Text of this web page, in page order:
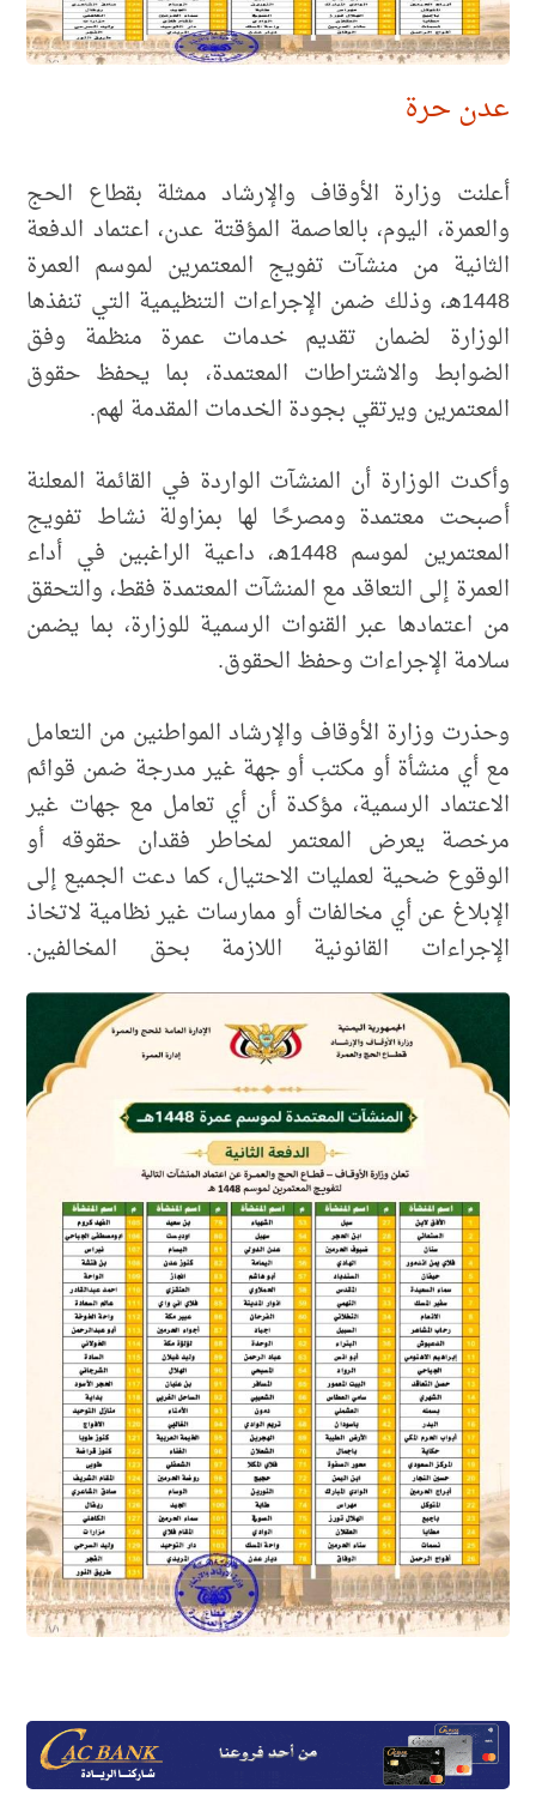
عدن حرة
أعلنت وزارة الأوقاف والإرشاد ممثلة بقطاع الحج
والعمرة، اليوم، بالعاصمة المؤقتة عدن، اعتماد الدفعة
الثانية من منشآت تفويج المعتمرين لموسم العمرة
1448هـ، وذلك ضمن الإجراءات التنظيمية التي تنفذها
الوزارة لضمان تقديم خدمات عمرة منظمة وفق
الضوابط والاشتراطات المعتمدة، بما يحفظ حقوق
المعتمرين ويرتقي بجودة الخدمات المقدمة لهم.
وأكدت الوزارة أن المنشآت الواردة في القائمة المعلنة
أصبحت معتمدة ومصرحًا لها بمزاولة نشاط تفويج
المعتمرين لموسم 1448هـ، داعية الراغبين في أداء
العمرة إلى التعاقد مع المنشآت المعتمدة فقط، والتحقق
من اعتمادها عبر القنوات الرسمية للوزارة، بما يضمن
سلامة الإجراءات وحفظ الحقوق.
وحذرت وزارة الأوقاف والإرشاد المواطنين من التعامل
مع أي منشأة أو مكتب أو جهة غير مدرجة ضمن قوائم
الاعتماد الرسمية، مؤكدة أن أي تعامل مع جهات غير
مرخصة يعرض المعتمر لمخاطر فقدان حقوقه أو
الوقوع ضحية لعمليات الاحتيال، كما دعت الجميع إلى
الإبلاغ عن أي مخالفات أو ممارسات غير نظامية لاتخاذ
الإجراءات القانونية اللازمة بحق المخالفين.